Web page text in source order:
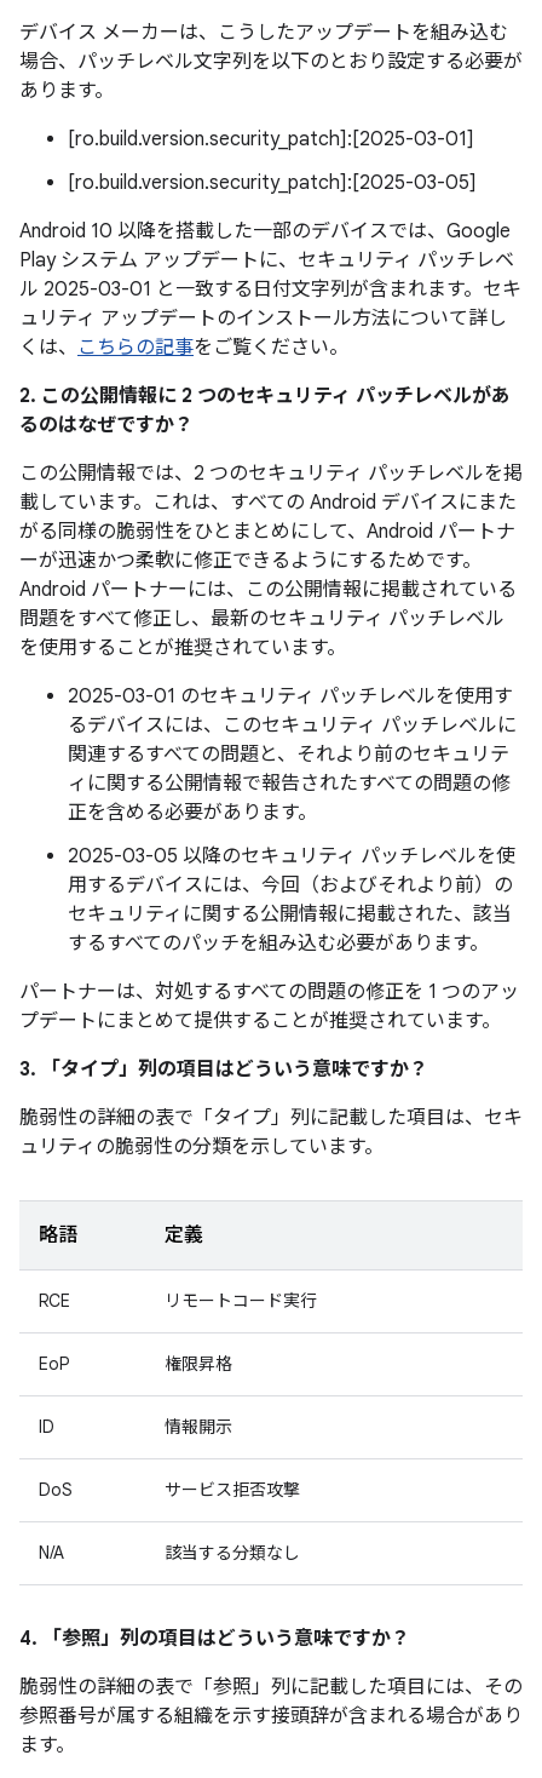
デバイス メーカーは、こうしたアップデートを組み込む
場合、パッチレベル文字列を以下のとおり設定する必要が
あります。
[ro.build.version.security_patch]:[2025-03-01]
[ro.build.version.security_patch]:[2025-03-05]
Android 10 以降を搭載した一部のデバイスでは、Google
Play システム アップデートに、セキュリティ パッチレベ
ル 2025-03-01 と一致する日付文字列が含まれます。セキ
ュリティ アップデートのインストール方法について詳し
くは、 こちらの記事をご覧ください。
2. この公開情報に 2 つのセキュリティ パッチレベルがあ
るのはなぜですか？
この公開情報では、2 つのセキュリティ パッチレベルを掲
載しています。これは、すべての Android デバイスにまた
がる同様の脆弱性をひとまとめにして、Android パートナ
ーが迅速かつ柔軟に修正できるようにするためです。
Android パートナーには、この公開情報に掲載されている
問題をすべて修正し、最新のセキュリティ パッチレベル
を使用することが推奨されています。
2025-03-01 のセキュリティ パッチレベルを使用す
るデバイスには、このセキュリティ パッチレベルに
関連するすべての問題と、それより前のセキュリテ
ィに関する公開情報で報告されたすべての問題の修
正を含める必要があります。
2025-03-05 以降のセキュリティ パッチレベルを使
用するデバイスには、今回（およびそれより前）の
セキュリティに関する公開情報に掲載された、該当
するすべてのパッチを組み込む必要があります。
パートナーは、対処するすべての問題の修正を 1 つのアッ
プデートにまとめて提供することが推奨されています。
3. 「タイプ」 列の項目はどういう意味ですか？
脆弱性の詳細の表で「タイプ」 列に記載した項目は、セキ
ュリティの脆弱性の分類を示しています。
略語 定義
RCE リモートコード実行
EoP 権限昇格
ID 情報開示
DoS サービス拒否攻撃
N/A 該当する分類なし
4. 「参照」 列の項目はどういう意味ですか？
脆弱性の詳細の表で「参照」 列に記載した項目には、その
参照番号が属する組織を示す接頭辞が含まれる場合があり
ます。